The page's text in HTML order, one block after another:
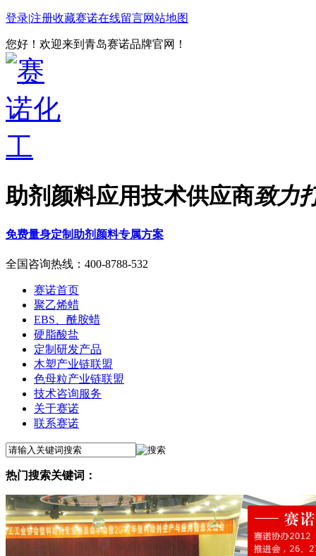
登录|注册收藏赛诺在线留言网站地图
您好！欢迎来到青岛赛诺品牌官网！
助剂颜料应用技术供应商致力
免费量身定制助剂颜料专属方案
全国咨询热线： 400-8788-532
赛诺首页
聚乙烯蜡
EBS、酰胺蜡
硬脂酸盐
定制研发产品
木塑产业链联盟
色母粒产业链联盟
技术咨询服务
关于赛诺
联系赛诺
热门搜索关键词：